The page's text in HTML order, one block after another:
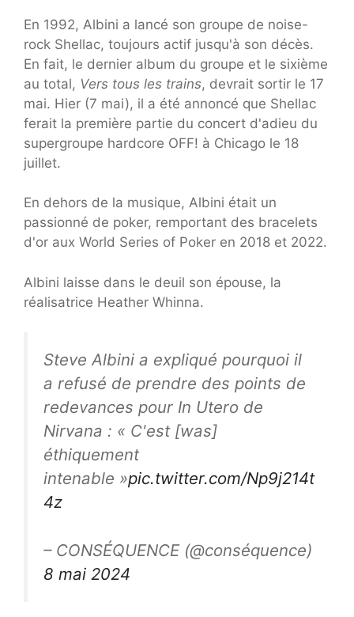
En 1992, Albini a lancé son groupe de noise-
rock Shellac, toujours actif jusqu'à son décès.
En fait, le dernier album du groupe et le sixième
au total, Vers tous les trains, devrait sortir le 17
mai. Hier (7 mai), il a été annoncé que Shellac
ferait la première partie du concert d'adieu du
supergroupe hardcore OFF! à Chicago le 18
juillet.
En dehors de la musique, Albini était un
passionné de poker, remportant des bracelets
d'or aux World Series of Poker en 2018 et 2022.
Albini laisse dans le deuil son épouse, la
réalisatrice Heather Whinna.
Steve Albini a expliqué pourquoi il
a refusé de prendre des points de
redevances pour In Utero de
Nirvana : « C'est [was]
éthiquement
intenable »pic.twitter.com/Np9j214t
4z
– CONSÉQUENCE (@conséquence)
8 mai 2024